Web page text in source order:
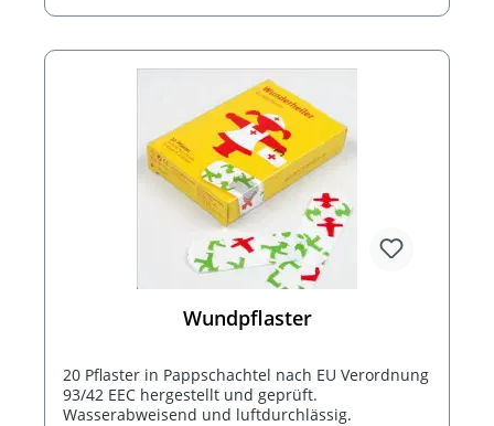
Wundpflaster
20 Pflaster in Pappschachtel nach EU Verordnung
93/42 EEC hergestellt und geprüft.
Wasserabweisend und luftdurchlässig.